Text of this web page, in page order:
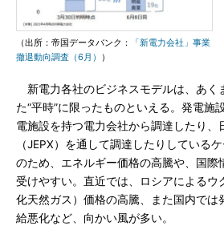
（出所：帝国データバンク：
「新電力会社」事業
撤退動向調査（6月） ）
新電力各社のビジネスモデルは、あく
た“平時”に限ったものといえる。発電施
電施設を持つ電力会社から調達したり、
（JEPX）を通して調達したりしている
のため、エネルギー価格の高騰や、国際
受けやすい。直近では、ロシアによるウ
化天然ガス）価格の高騰、また国内では
給悪化など、向かい風が多い。